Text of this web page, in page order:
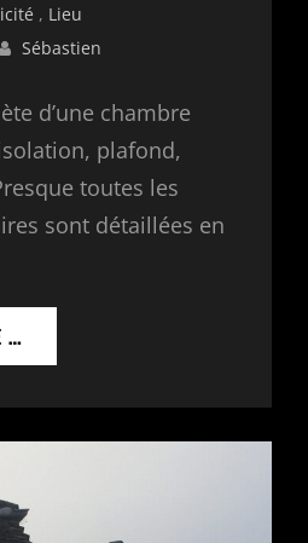
, Lieu
Sébastien
d’une chambre
plafond,
toutes les
sont détaillées en
…
D’UNE